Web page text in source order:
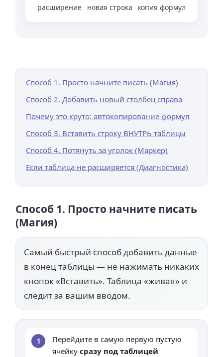
расширение новая строка копия формул
Способ 1. Просто начните писать (Магия)
Способ 2. Добавить новый столбец справа
Почему это круто: автокопирование формул
Способ 3. Вставить строку ВНУТРЬ таблицы
Способ 4. Потянуть за уголок (Маркер)
Если таблица не расширяется (Диагностика)
Способ 1. Просто начните писать
(Магия)
Самый быстрый способ добавить данные
в конец таблицы — не нажимать никаких
кнопок «Вставить». Таблица «живая» и
следит за вашим вводом.
1
Перейдите в самую первую пустую
ячейку сразу под таблицей